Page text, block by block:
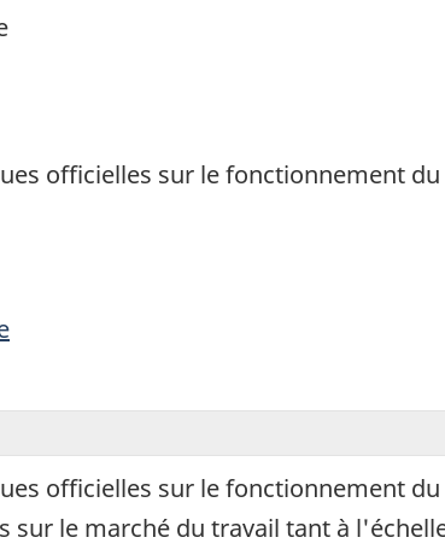
officielles sur le fonctionnement
officielles sur le fonctionnement
le marché du travail tant à